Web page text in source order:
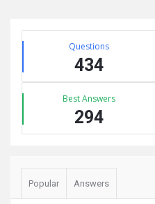
Sidebar
Stats Questions
434
Best Answers
294
Popular Answers